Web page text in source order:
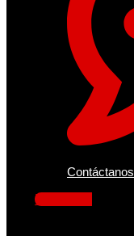
Contáctanos
Facebook